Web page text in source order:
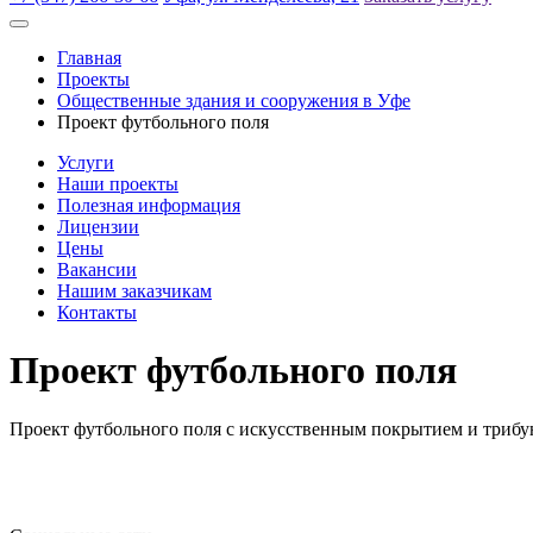
Главная
Проекты
Общественные здания и сооружения в Уфе
Проект футбольного поля
Услуги
Наши проекты
Полезная информация
Лицензии
Цены
Вакансии
Нашим заказчикам
Контакты
Проект футбольного поля
Проект футбольного поля с искусственным покрытием и